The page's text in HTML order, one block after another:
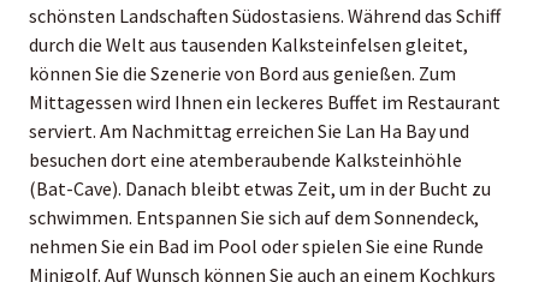
schönsten Landschaften Südostasiens. Während das Schiff
durch die Welt aus tausenden Kalksteinfelsen gleitet,
können Sie die Szenerie von Bord aus genießen. Zum
Mittagessen wird Ihnen ein leckeres Buffet im Restaurant
serviert. Am Nachmittag erreichen Sie Lan Ha Bay und
besuchen dort eine atemberaubende Kalksteinhöhle
(Bat-Cave). Danach bleibt etwas Zeit, um in der Bucht zu
schwimmen. Entspannen Sie sich auf dem Sonnendeck,
nehmen Sie ein Bad im Pool oder spielen Sie eine Runde
Minigolf. Auf Wunsch können Sie auch an einem Kochkurs